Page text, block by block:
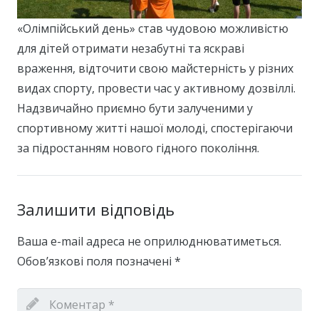
«Олімпійський день» став чудовою можливістю
для дітей отримати незабутні та яскраві
враження, відточити свою майстерність у різних
видах спорту, провести час у активному дозвіллі.
Надзвичайно приємно бути залученими у
спортивному житті нашої молоді, спостерігаючи
за підростанням нового гідного покоління.
Залишити відповідь
Ваша e-mail адреса не оприлюднюватиметься.
Обов’язкові поля позначені *